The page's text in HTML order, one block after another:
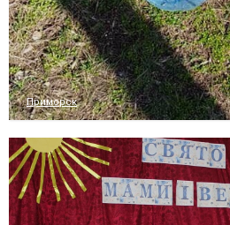
Приморск